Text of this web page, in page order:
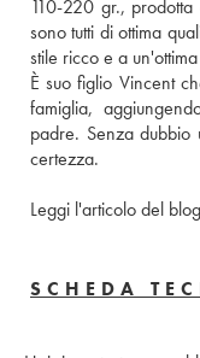
110-220 gr.,
sono tutti di ottima
stile ricco e a
È suo figlio Vincent
famiglia,
padre. Senza
certezza.
Leggi l'articolo del
SCHEDA